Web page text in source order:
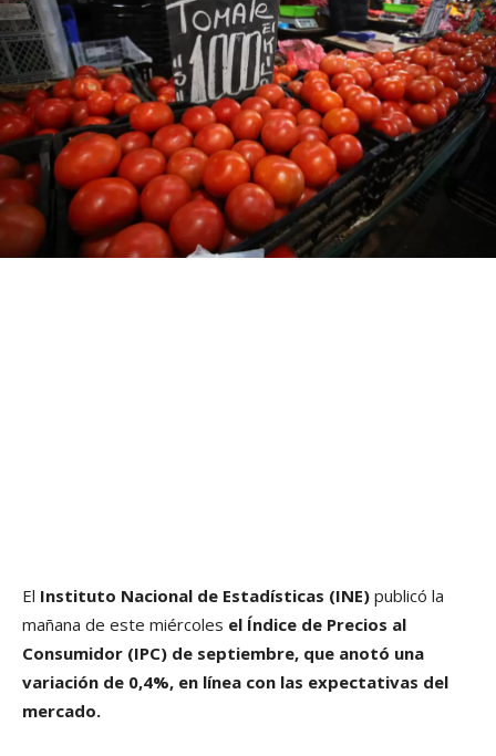
El Instituto Nacional de Estadísticas (INE) publicó la
mañana de este miércoles el Índice de Precios al
Consumidor (IPC) de septiembre, que anotó una
variación de 0,4%, en línea con las expectativas del
mercado.